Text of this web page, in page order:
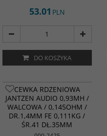
53.01 PLN
DO KOSZYKA
CEWKA RDZENIOWA
JANTZEN AUDIO 0,93MH /
WALCOWA / 0,145OHM /
DR.1,4MM FE 0,111KG /
ŚR.41 DŁ.35MM